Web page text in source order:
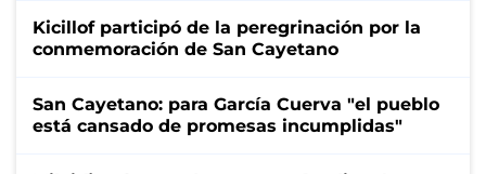
Kicillof participó de la peregrinación por la
conmemoración de San Cayetano
San Cayetano: para García Cuerva "el pueblo
está cansado de promesas incumplidas"